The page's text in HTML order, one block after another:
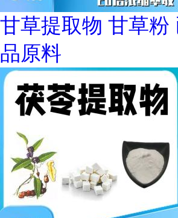
甘草提取物 甘草粉
品原料